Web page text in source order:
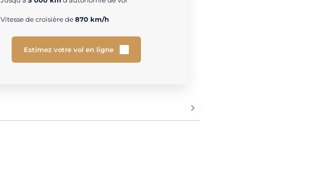
Vitesse de croisière de870 km/h
Estimez votre vol en ligne